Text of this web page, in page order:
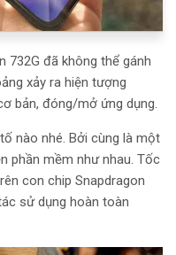
732G đã không thể gánh
xảy ra hiện tượng
bản, đóng/mở ứng dụng.
nào nhé. Bởi cùng là một
phần mềm như nhau. Tốc
con chip Snapdragon
sử dụng hoàn toàn